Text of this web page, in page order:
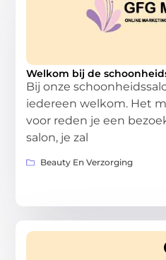
Welkom bij de
Bij onze
iedereen welkom. Het
voor reden je een
salon, je zal
Beauty En Verzorging